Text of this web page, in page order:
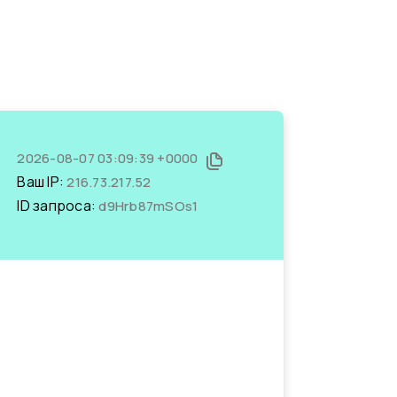
2026-08-07 03:09:39 +0000
Ваш IP:216.73.217.52
ID запроса:d9Hrb87mSOs1